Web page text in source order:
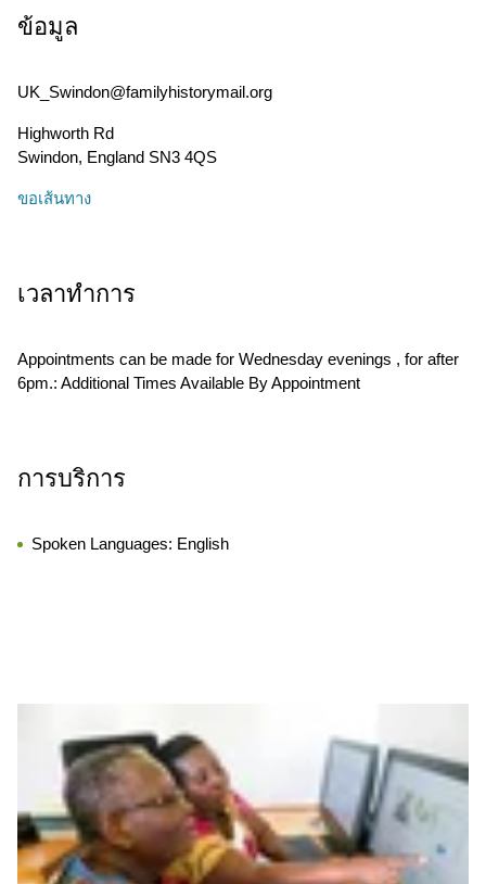
ข้อมูล
UK_Swindon@familyhistorymail.org
Highworth Rd
Swindon, England SN3 4QS
ขอเส้นทาง
เวลาทำการ
Appointments can be made for Wednesday evenings , for after
6pm.: Additional Times Available By Appointment
การบริการ
Spoken Languages: English